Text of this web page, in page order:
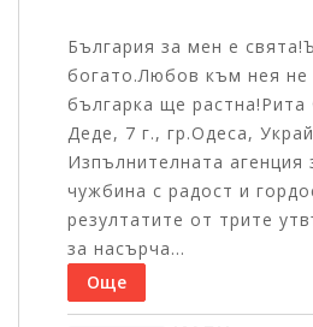
България за мен е
богато.Любов към нея не
българка ще
Деде, 7 г., гр.Одеса,
Изпълнителната агенция
чужбина с радост и
резултатите от трите
за насърча...
Още